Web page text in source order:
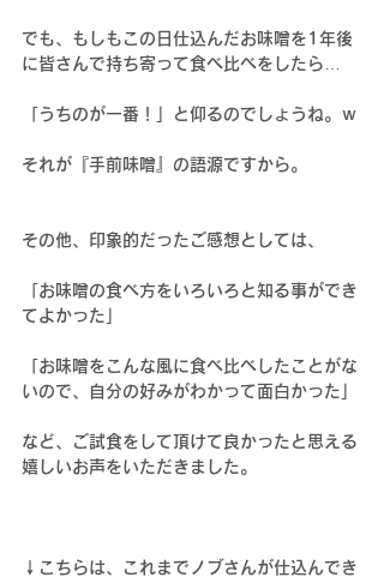
でも、もしもこの日仕込んだお味噌を1年後
に皆さんで持ち寄って食べ比べをしたら…
「うちのが一番！」と仰るのでしょうね。ｗ
それが『手前味噌』の語源ですから。
その他、印象的だったご感想としては、
「お味噌の食べ方をいろいろと知る事ができ
てよかった」
「お味噌をこんな風に食べ比べしたことがな
いので、自分の好みがわかって面白かった」
など、ご試食をして頂けて良かったと思える
嬉しいお声をいただきました。
↓こちらは、これまでノブさんが仕込んでき